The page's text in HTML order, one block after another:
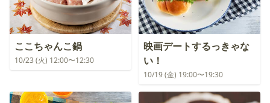
ここちゃんこ鍋
10/23 (火) 12:00〜12:30
映画デートするっきゃな
い！
10/19 (金) 19:00〜19:30